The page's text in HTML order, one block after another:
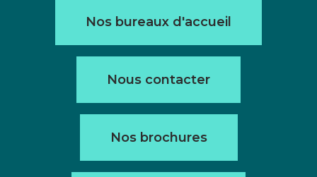
Nos bureaux d'accueil
Nous contacter
Nos brochures